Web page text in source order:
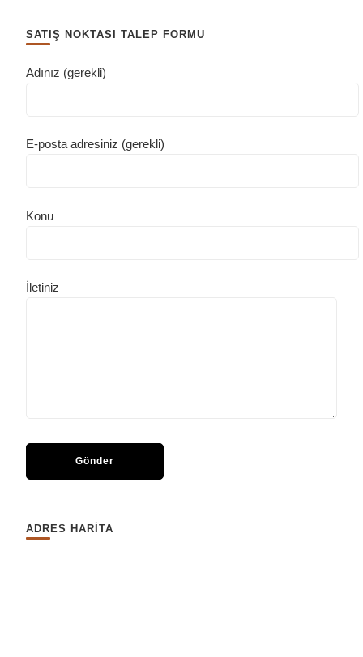
SATIŞ NOKTASI TALEP FORMU
Adınız (gerekli)
E-posta adresiniz (gerekli)
Konu
İletiniz
ADRES HARİTA